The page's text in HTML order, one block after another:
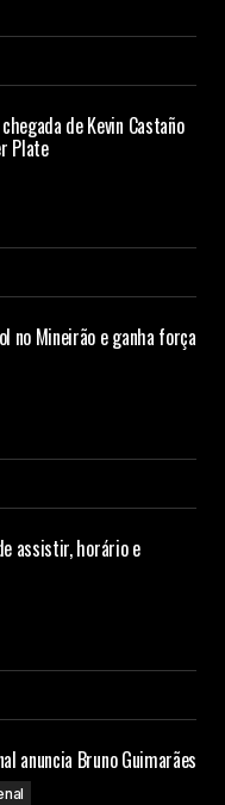
de Kevin Castaño
Plate
no Mineirão e ganha força
assistir, horário e
anuncia Bruno Guimarães